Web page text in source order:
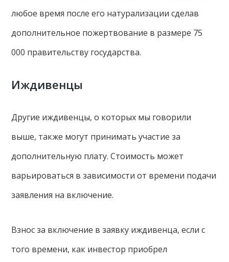
любое время после его натурализации сделав
дополнительное пожертвование в размере 75
000 правительству государства.
Иждивенцы
Другие иждивенцы, о которых мы говорили
выше, также могут принимать участие за
дополнительную плату. Стоимость может
варьироваться в зависимости от времени подачи
заявления на включение.
Взнос за включение в заявку иждивенца, если с
того времени, как инвестор приобрел